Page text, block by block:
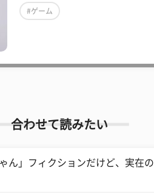
#ゲーム
合わせて読みたい
ん」フィクションだけど、実在